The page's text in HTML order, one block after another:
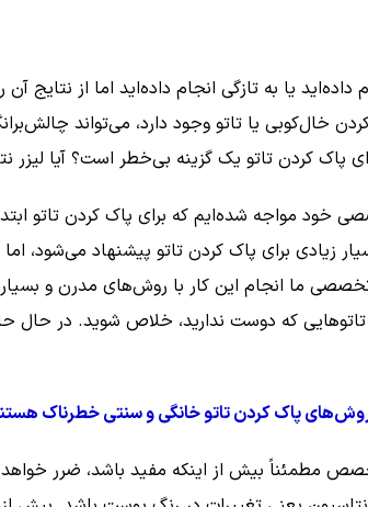
یا به تازگی انجام داده‌اید اما از
خال‌کوبی یا تاتو وجود دارد، می‌تواند
پاک کردن تاتو یک گزینه بی‌خطر است؟ آیا لیزر
خود مواجه شده‌ایم که برای پاک کردن تاتو
زیادی برای پاک کردن تاتو پیشنهاد می‌شود،
تخصصی ما انجام این کار با روش‌های مدرن و
که دوست ندارید، خلاص شوید. در حال
پاک کردن تاتو خانگی و سنتی خطرناک
مطمئناً بیش از اینکه مفید باشد، ضرر